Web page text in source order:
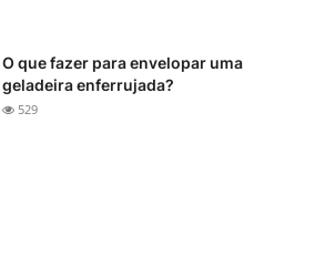
O que fazer para envelopar uma
geladeira enferrujada?
529